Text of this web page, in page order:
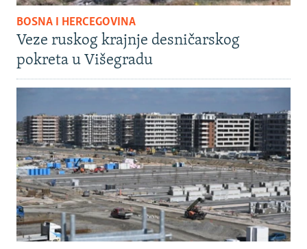
BOSNA I HERCEGOVINA
Veze ruskog krajnje desničarskog
pokreta u Višegradu